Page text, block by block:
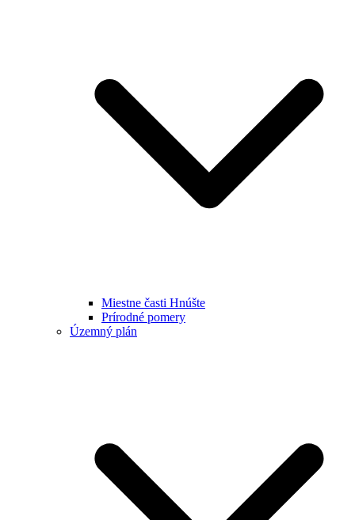
Miestne časti Hnúšte
Prírodné pomery
Územný plán